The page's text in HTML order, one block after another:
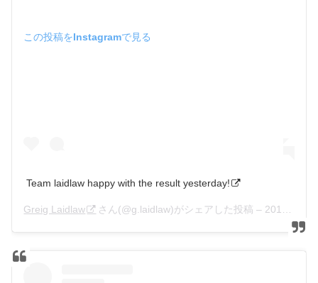
この投稿をInstagramで見る
Team laidlaw happy with the result yesterday!
Greig Laidlaw さん(@g.laidlaw)がシェアした投稿 – 2018年10月月27日午後10時55分PDT